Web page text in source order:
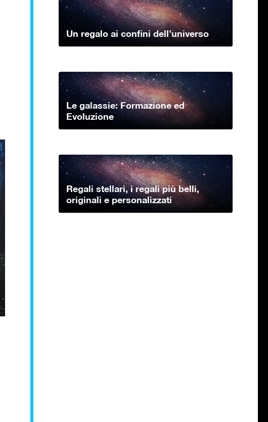
Un regalo ai confini dell’universo
Le galassie: Formazione ed
Evoluzione
Regali stellari, i regali più belli,
originali e personalizzati